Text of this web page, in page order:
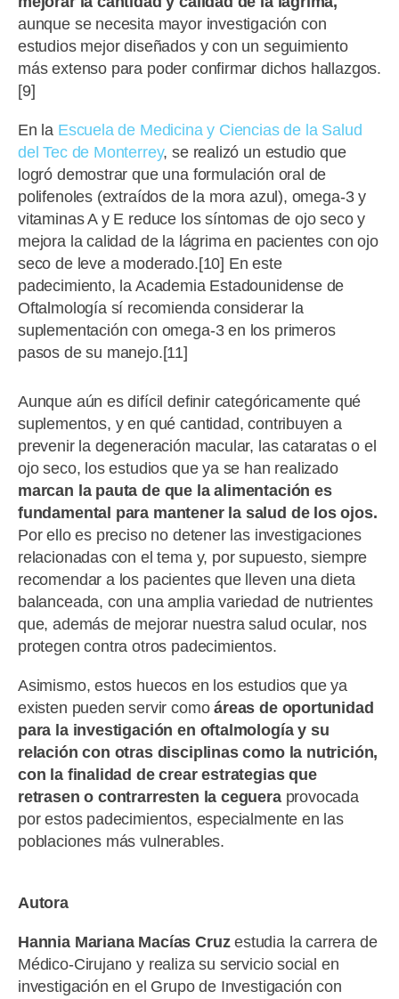
aunque se necesita mayor investigación con
estudios mejor diseñados y con un seguimiento
más extenso para poder confirmar dichos hallazgos.
[9]
En la Escuela de Medicina y Ciencias de la Salud
del Tec de Monterrey, se realizó un estudio que
logró demostrar que una formulación oral de
polifenoles (extraídos de la mora azul), omega-3 y
vitaminas A y E reduce los síntomas de ojo seco y
mejora la calidad de la lágrima en pacientes con ojo
seco de leve a moderado.[10] En este
padecimiento, la Academia Estadounidense de
Oftalmología sí recomienda considerar la
suplementación con omega-3 en los primeros
pasos de su manejo.[11]
Aunque aún es difícil definir categóricamente qué
suplementos, y en qué cantidad, contribuyen a
prevenir la degeneración macular, las cataratas o el
ojo seco, los estudios que ya se han realizado
marcan la pauta de que la alimentación es
fundamental para mantener la salud de los ojos.
Por ello es preciso no detener las investigaciones
relacionadas con el tema y, por supuesto, siempre
recomendar a los pacientes que lleven una dieta
balanceada, con una amplia variedad de nutrientes
que, además de mejorar nuestra salud ocular, nos
protegen contra otros padecimientos.
Asimismo, estos huecos en los estudios que ya
existen pueden servir comoáreas de oportunidad
para la investigación en oftalmología y su
relación con otras disciplinas como la nutrición,
con la finalidad de crear estrategias que
retrasen o contrarresten la cegueraprovocada
por estos padecimientos, especialmente en las
poblaciones más vulnerables.
Autora
Hannia Mariana Macías Cruzestudia la carrera de
Médico-Cirujano y realiza su servicio social en
investigación en el Grupo de Investigación con